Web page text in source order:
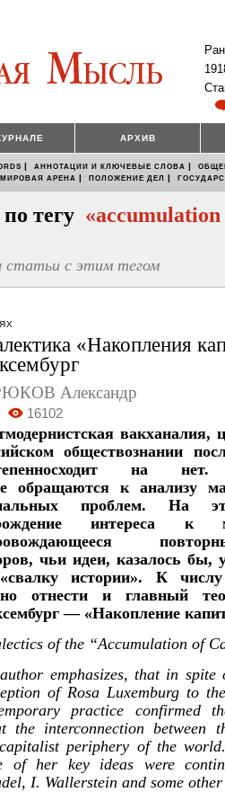
АРХИВ
| АННОТАЦИИ И КЛЮЧЕВЫЕ СЛОВА |
МИРОВАЯ АРЕНА | ПОЛОЖЕНИЕ ДЕЛ |
тегу «accumulation
с этим тегом
«Накопления
Александр
16102
вакханалия,
обществознании по
сходит на нет.
обращаются к анализу
проблем. На
интереса к
еся
чьи идеи, казалось
истории». К
отнести и главный
сембург — «Накопление
of the “Accumulation of
emphasizes, that in
of Rosa Luxemburg to
practice confirmed
the interconnection between
periphery of the
of her key ideas were
I. Wallerstein and some